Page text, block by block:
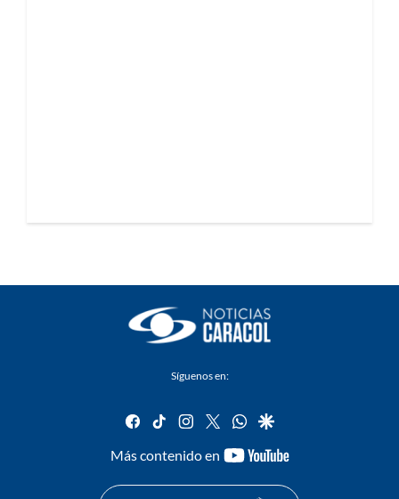
Síguenos en:
facebook
tiktok instagram
twitterwhatsapp
google
Más contenido en
youtube-